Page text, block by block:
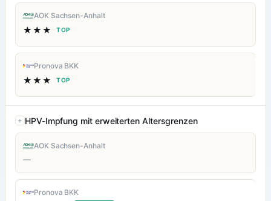
AOK Sachsen-Anhalt
★★★ TOP
Pronova BKK
★★★ TOP
HPV-Impfung mit erweiterten Altersgrenzen
AOK Sachsen-Anhalt
—
Pronova BKK